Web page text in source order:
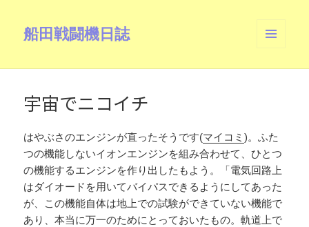
船田戦闘機日誌
ーとウ
宇宙でニコイチ
はやぶさのエンジンが直ったそうです(マイコミ)。ふた
つの機能しないイオンエンジンを組み合わせて、ひとつ
の機能するエンジンを作り出したもよう。「電気回路上
はダイオードを用いてバイパスできるようにしてあった
が、この機能自体は地上での試験ができていない機能で
あり、本当に万一のためにとっておいたもの。軌道上で